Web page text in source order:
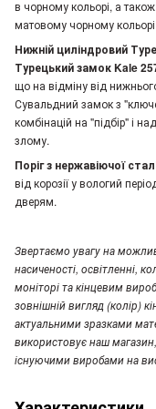
в чорному кольорі, а
матовому чорному кольорі.
Нижній циліндровий
Турецький замок Kale
що на відміну від
Сувальдний замок з
комбінацій на "підбір" і
злому.
Поріг з нержавіючої
від корозії у вологий
дверям.
Звертаємо увагуна
насиченості, освітленні,
моніторі та кінцевим
зовнішній вигляд (колір)
актуальними зразками
використовує наш
існуючими виробами на